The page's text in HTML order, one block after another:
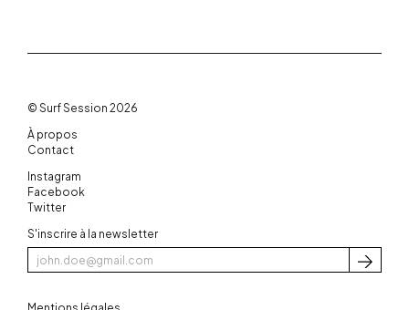
© Surf Session 2026
À propos
Contact
Instagram
Facebook
Twitter
S'inscrire à la newsletter